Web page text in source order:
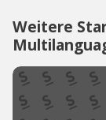
Weitere